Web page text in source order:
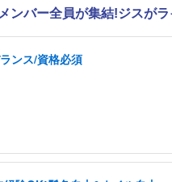
バー全員が集結!ジスが
ンス/資格必須